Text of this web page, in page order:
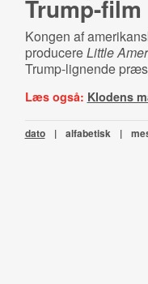
Trump-film
Kongen af
producereLittle
Trump-lignende
Læs også: Klodens
dato | alfabetisk |